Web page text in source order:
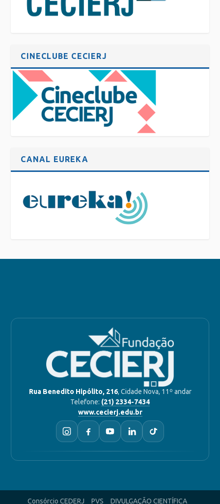
CINECLUBE CECIERJ
CANAL EUREKA
Rua Benedito Hipólito, 216, Cidade Nova, 11º andar
Telefone: (21) 2334-7434
www.cecierj.edu.br
Consórcio CEDERJ PVS DIVULGAÇÃO CIENTÍFICA